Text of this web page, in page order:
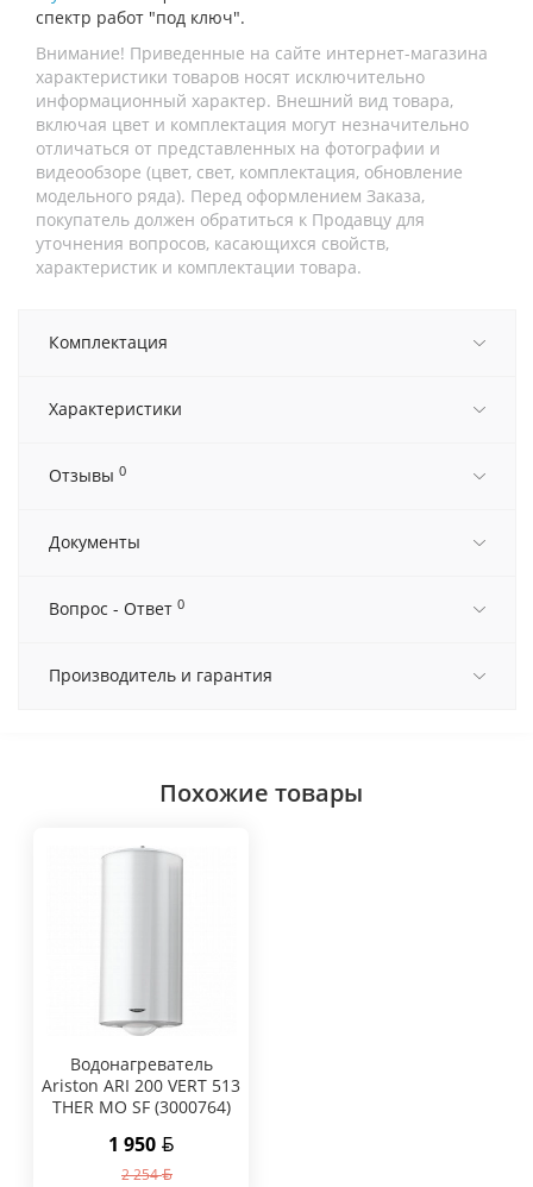
спектр работ "под ключ".
Внимание! Приведенные на сайте интернет-магазина
характеристики товаров носят исключительно
информационный характер. Внешний вид товара,
включая цвет и комплектация могут незначительно
отличаться от представленных на фотографии и
видеообзоре (цвет, свет, комплектация, обновление
модельного ряда). Перед оформлением Заказа,
покупатель должен обратиться к Продавцу для
уточнения вопросов, касающихся свойств,
характеристик и комплектации товара.
Комплектация
Характеристики
Отзывы 0
Документы
Вопрос - Ответ 0
Производитель и гарантия
Похожие товары
Водонагреватель
Ariston ARI 200 VERT 513
THER MO SF (3000764)
1 950
2 254